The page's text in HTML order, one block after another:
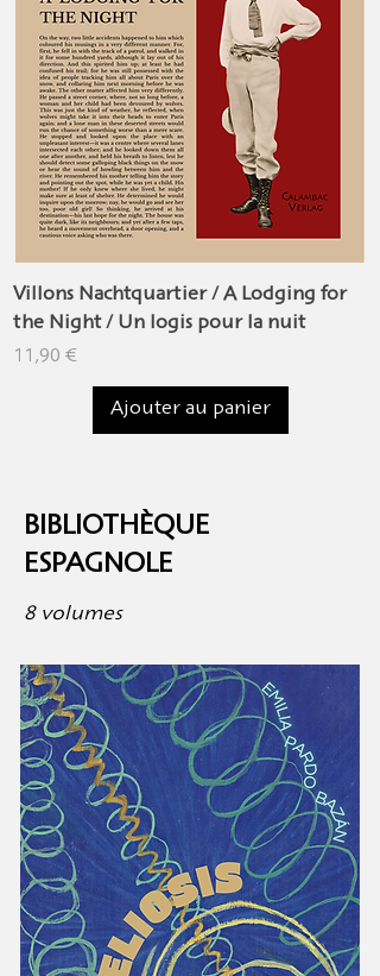
Villons Nachtquartier / A Lodging for
the Night / Un logis pour la nuit
Prix
11,90 €
Ajouter au panier
BIBLIOTHÈQUE
ESPAGNOLE
8 volumes